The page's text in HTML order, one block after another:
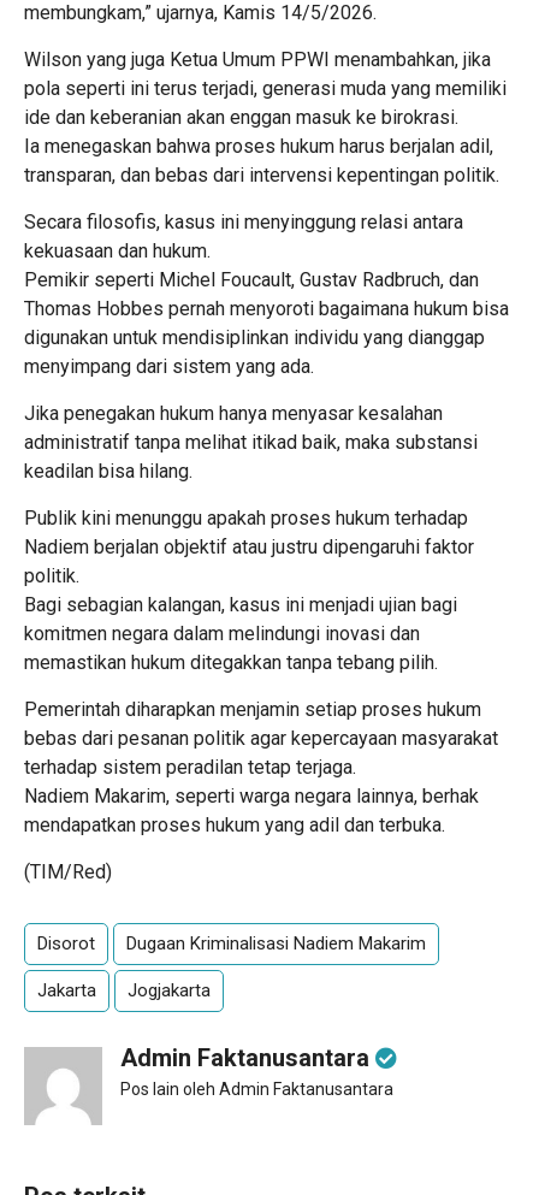
membungkam,” ujarnya, Kamis 14/5/2026.
Wilson yang juga Ketua Umum PPWI menambahkan, jika
pola seperti ini terus terjadi, generasi muda yang memiliki
ide dan keberanian akan enggan masuk ke birokrasi.
Ia menegaskan bahwa proses hukum harus berjalan adil,
transparan, dan bebas dari intervensi kepentingan politik.
Secara filosofis, kasus ini menyinggung relasi antara
kekuasaan dan hukum.
Pemikir seperti Michel Foucault, Gustav Radbruch, dan
Thomas Hobbes pernah menyoroti bagaimana hukum bisa
digunakan untuk mendisiplinkan individu yang dianggap
menyimpang dari sistem yang ada.
Jika penegakan hukum hanya menyasar kesalahan
administratif tanpa melihat itikad baik, maka substansi
keadilan bisa hilang.
Publik kini menunggu apakah proses hukum terhadap
Nadiem berjalan objektif atau justru dipengaruhi faktor
politik.
Bagi sebagian kalangan, kasus ini menjadi ujian bagi
komitmen negara dalam melindungi inovasi dan
memastikan hukum ditegakkan tanpa tebang pilih.
Pemerintah diharapkan menjamin setiap proses hukum
bebas dari pesanan politik agar kepercayaan masyarakat
terhadap sistem peradilan tetap terjaga.
Nadiem Makarim, seperti warga negara lainnya, berhak
mendapatkan proses hukum yang adil dan terbuka.
(TIM/Red)
Disorot Dugaan Kriminalisasi Nadiem Makarim
Jakarta Jogjakarta
Admin Faktanusantara
Pos lain oleh Admin Faktanusantara